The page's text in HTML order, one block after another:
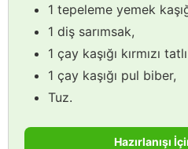
1 tepeleme yemek
1 diş sarımsak,
1 çay kaşığı kırmızı
1 çay kaşığı pul biber,
Tuz.
Hazırlanışı